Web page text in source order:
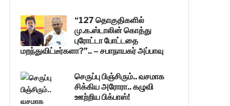
“127 தொகுதிகளில்
மு.க.ஸ்டாலின் கொத்து
புரோட்டா போட்டதை
மறந்துவிட்டீர்களா?”.. – சபாநாயகர் அப்பாவு
செருப்பு பிஞ்சிரும்.. வசமாக
சிக்கிய அரோரா.. கழுவி
ஊற்றிய பிக்பாஸ்!